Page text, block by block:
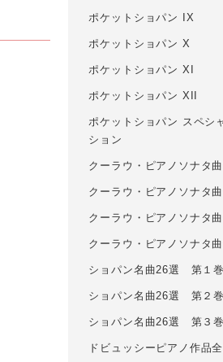
ポケットショパン IX
ポケットショパン X
ポケットショパン XI
ポケットショパン XII
ポケットショパン スペシ
ション
クーラウ・ピアノソナタ
クーラウ・ピアノソナタ
クーラウ・ピアノソナタ
クーラウ・ピアノソナタ
ショパン名曲26選 第１巻
ショパン名曲26選 第２巻
ショパン名曲26選 第３巻
ドビュッシーピアノ作品